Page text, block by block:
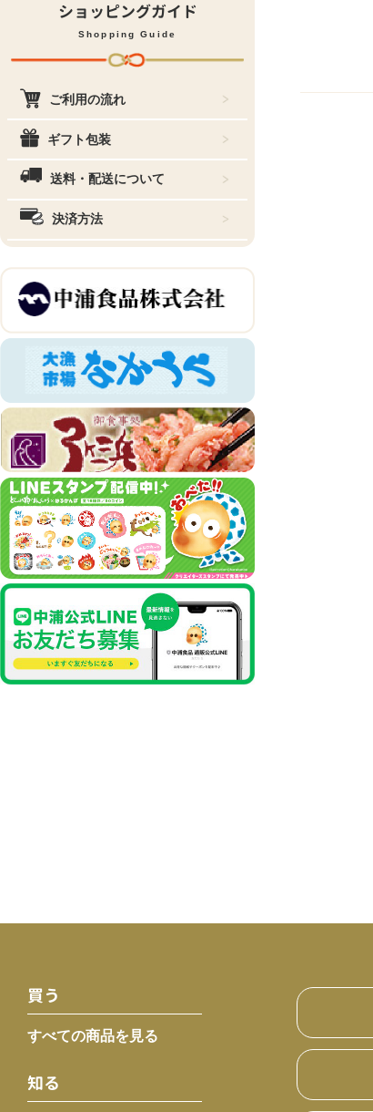
ショッピングガイド
Shopping Guide
ご利用の流れ
ギフト包装
送料・配送について
決済方法
お菓子 おすすめ商品
買う
すべての商品を見る
知る